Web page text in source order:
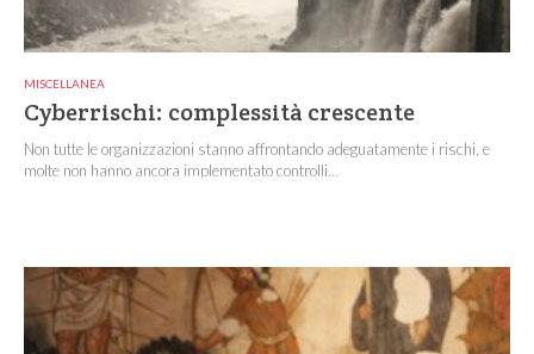
MISCELLANEA
Cyberrischi: complessità crescente
Non tutte le organizzazioni stanno affrontando adeguatamente i rischi, e
molte non hanno ancora implementato controlli...